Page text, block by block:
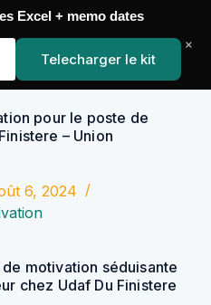
pour le poste de
– Union
6, 2024
motivation séduisante
chez Udaf Du Finistere
Excel + memo dates
Telecharger le kit
×